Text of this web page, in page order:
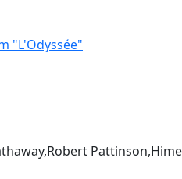
"L'Odyssée"